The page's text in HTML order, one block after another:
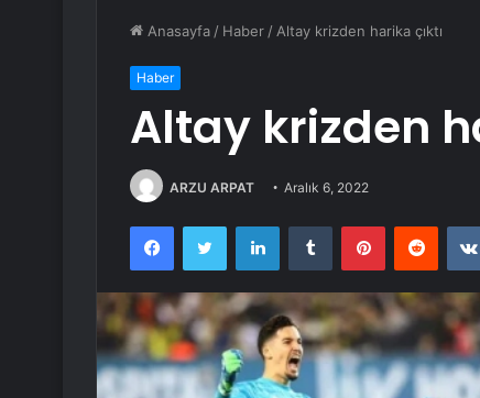
Anasayfa / Haber / Altay krizden harika çıktı
Haber
Altay krizden
ARZU ARPAT Aralık 6, 2022
FacebookTwitter LinkedInTumblr PinterestReddit